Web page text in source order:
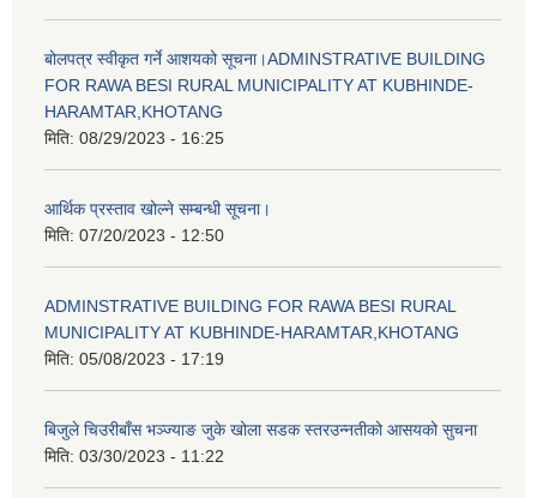
बोलपत्र स्वीकृत गर्ने आशयको सूचना।ADMINSTRATIVE BUILDING
FOR RAWA BESI RURAL MUNICIPALITY AT KUBHINDE-
HARAMTAR,KHOTANG
मिति: 08/29/2023 - 16:25
आर्थिक प्रस्ताव खोल्ने सम्बन्धी सूचना।
मिति: 07/20/2023 - 12:50
ADMINSTRATIVE BUILDING FOR RAWA BESI RURAL
MUNICIPALITY AT KUBHINDE-HARAMTAR,KHOTANG
मिति: 05/08/2023 - 17:19
बिजुले चिउरीबाँस भञ्ज्याङ जुके खोला सडक स्तरउन्नतीको आसयको सुचना
मिति: 03/30/2023 - 11:22